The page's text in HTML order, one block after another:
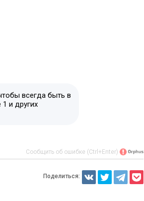
всегда быть в
и других
Сообщить об ошибке (Ctrl+Enter)
Поделиться: